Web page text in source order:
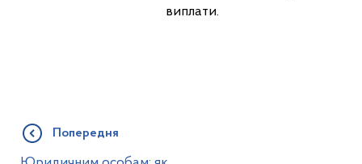
виплати.
Попередня